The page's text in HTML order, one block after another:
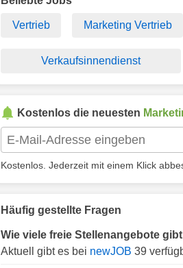
Vertrieb Marketing Vertrieb
Verkaufsinnendienst
Kostenlos die neuesten
Kostenlos. Jederzeit mit einem Klick
Häufig gestellte Fragen
Wie viele freie Stellenangebote
Aktuell gibt es bei newJOB 39